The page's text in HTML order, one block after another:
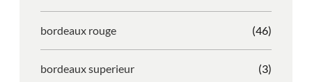
bordeaux rouge (46)
bordeaux superieur (3)